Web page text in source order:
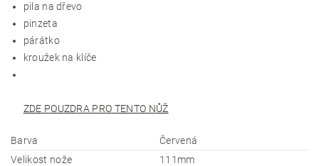
pila na dřevo
pinzeta
párátko
kroužek na klíče
ZDE POUZDRA PRO TENTO NŮŽ
Barva
Červená
Velikost nože
111mm